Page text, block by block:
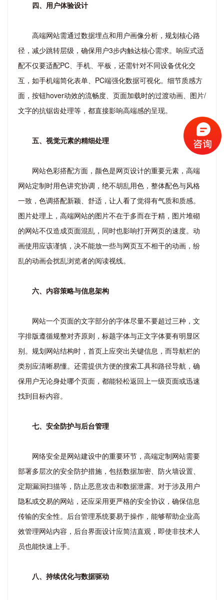
四、用户体验设计
高端网站需通过数据埋点和用户画像分析，规划核心路
径，减少跳转层级，确保用户3步内触达核心需求。响应式适
配不仅要适配PC、手机、平板，还需针对不同设备优化交
互，如手机端简化表单、PC端强化数据可视化。细节质感方
面，按钮hover动效的流畅度、页面加载时的过渡动画、图片/
文字的抗锯齿处理等，都直接影响高端感的呈现。
五、视觉元素的精细处理
网站色彩搭配方面，颜色是网页设计的重要元素，高端
网站定制时用色讲究协调，绝不胡乱用色，整体配色与风格
一致，色调搭配新颖、舒适，让人看了觉得有气质和质感。
图片处理上，高端网站的图片不在于多而在于精，图片堆砌
的网站不仅造成页面混乱，同时也影响打开网页的速度。动
画使用应该谨慎，决不能放一些与网页互不相干的动画，纷
乱的动画会扰乱浏览者的阅读视线。
六、内容策略与信息架构
网站一个页面的文字部分的字体尽量不要超过三种，文
字排版遵循规整对齐原则，标题字体与正文字体要有明显区
别。规划网站结构时，首页上应突出关键信息，而导航栏的
类别应清晰易懂。还需提供方便的搜索工具和路径导航，确
保用户无论身处哪个页面，都能轻松返回上一级页面或迅速
找到目标内容。
七、安全防护与后台管理
网络安全是网站建设中的重要环节，高端定制网站需要
部署多层次的安全防护措施，包括数据加密、防火墙设置、
定期漏洞扫描等，防止恶意攻击和数据泄露。对于涉及用户
隐私或交易的网站，还应采用更严格的安全协议，确保信息
传输的安全性。后台管理系统要易于操作，能够帮助企业高
效管理网站内容，后台界面设计应简洁直观，即使非技术人
员也能快速上手。
八、持续优化与数据驱动